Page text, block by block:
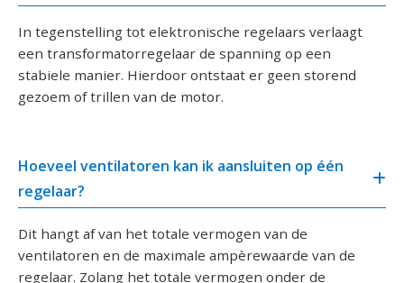
In tegenstelling tot elektronische regelaars verlaagt
een transformatorregelaar de spanning op een
stabiele manier. Hierdoor ontstaat er geen storend
gezoem of trillen van de motor.
Hoeveel ventilatoren kan ik aansluiten op één
regelaar?
Dit hangt af van het totale vermogen van de
ventilatoren en de maximale ampèrewaarde van de
regelaar. Zolang het totale vermogen onder de